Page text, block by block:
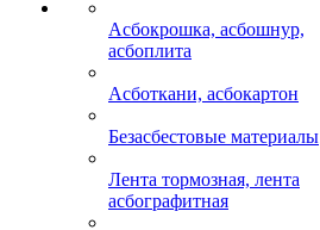
Асбокрошка, асбошнур,
асбоплита
Асботкани, асбокартон
Безасбестовые материалы
Лента тормозная, лента
асбографитная